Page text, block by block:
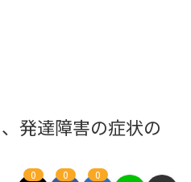
発達障害の症状の
0 0 0